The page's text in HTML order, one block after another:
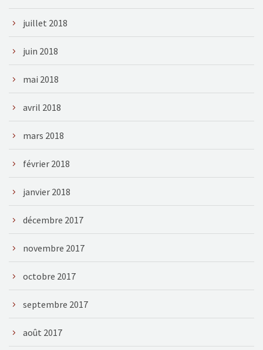
juillet 2018
juin 2018
mai 2018
avril 2018
mars 2018
février 2018
janvier 2018
décembre 2017
novembre 2017
octobre 2017
septembre 2017
août 2017